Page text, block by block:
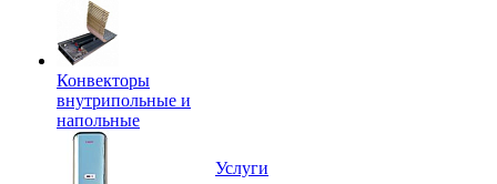
Конвекторы
внутрипольные и
напольные
Услуги